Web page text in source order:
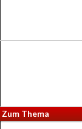
Zum Thema